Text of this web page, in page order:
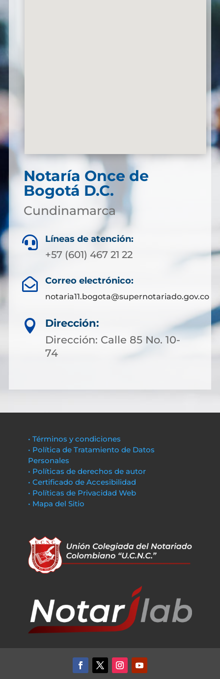
Notaría Once de
Bogotá D.C.
Cundinamarca
 Líneas de atención:
+57 (601) 467 21 22
 Correo electrónico:
notaria11.bogota@supernotariado.gov.co

Dirección:
Dirección: Calle 85 No. 10-
74
• Términos y condiciones
• Política de Tratamiento de Datos
Personales
• Políticas de derechos de autor
• Certificado de Accesibilidad
• Políticas de Privacidad Web
• Mapa del Sitio